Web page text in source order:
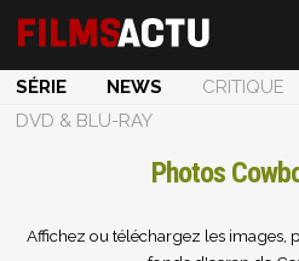
SÉRIE NEWS CRITIQUE
DVD & BLU-RAY
Photos
Affichez ou téléchargez les images,